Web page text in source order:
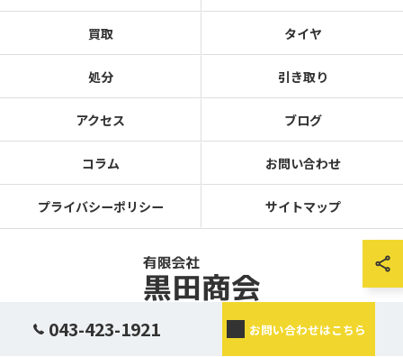
043-423-1921 お問い合わせはこちら
買取 タイヤ
処分 引き取り
アクセス ブログ
コラム お問い合わせ
プライバシーポリシー サイトマップ
© 2026 千葉の廃車なら有限会社黒田商会 ALL RIGHTS RESERVED.